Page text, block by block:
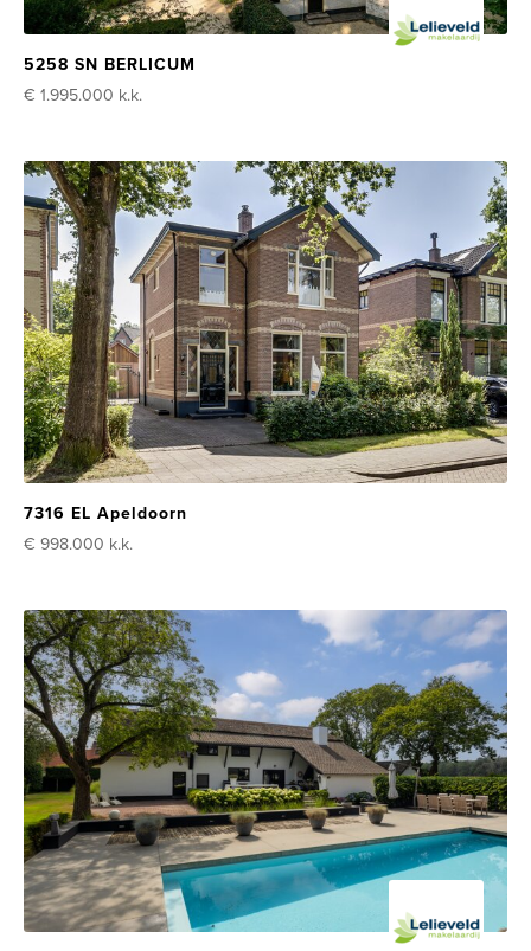
5258 SN BERLICUM
€ 1.995.000 k.k.
7316 EL Apeldoorn
€ 998.000 k.k.